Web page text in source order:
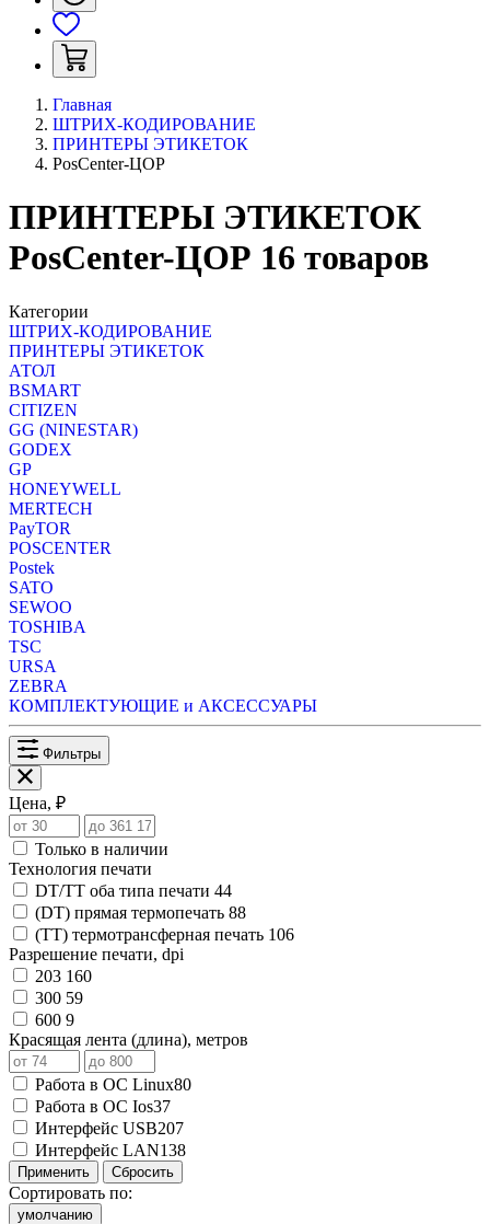
Главная
ШТРИХ-КОДИРОВАНИЕ
ПРИНТЕРЫ ЭТИКЕТОК
PosCenter-ЦОР
ПРИНТЕРЫ ЭТИКЕТОК
PosCenter-ЦОР 16 товаров
Категории
ШТРИХ-КОДИРОВАНИЕ
ПРИНТЕРЫ ЭТИКЕТОК
АТОЛ
BSMART
CITIZEN
GG (NINESTAR)
GODEX
GP
HONEYWELL
MERTECH
PayTOR
POSCENTER
Postek
SATO
SEWOO
TOSHIBA
TSC
URSA
ZEBRA
КОМПЛЕКТУЮЩИЕ и АКСЕССУАРЫ
Фильтры
Цена, ₽
Только в наличии
Технология печати
DT/TT оба типа печати 44
(DT) прямая термопечать 88
(TT) термотрансферная печать 106
Разрешение печати, dpi
203 160
300 59
600 9
Красящая лента (длина), метров
Работа в ОС Linux80
Работа в ОС Ios37
Интерфейс USB207
Интерфейс LAN138
Применить Сбросить
Сортировать по:
умолчанию